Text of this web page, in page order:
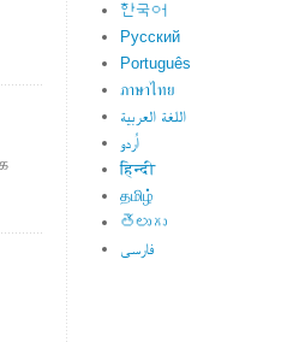
한국어
Русский
Português
ภาษาไทย
اللغة العربية
اُردو
हिन्दी
தமிழ்
తెలుగు
فارسی